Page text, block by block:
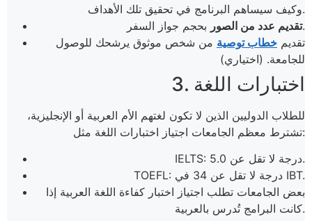
وكيف سيساهم البرنامج في تحقيق تلك الأهداف.
تقديم عدد من الصوربحجم جواز السفر.
تقديم خطاب توصية من شخص موثوق يرشحك للوصول
للجامعة. (اختياري)
3. اختبارات اللغة
للطلاب الدوليين الذين لا تكون لغتهم الأم العربية أو الإنجليزية،
تشترط معظم الجامعات اجتياز اختبارات اللغة مثل:
IELTS: درجة لا تقل عن 5.0.
TOEFL: درجة لا تقل عن 34 في IBT.
بعض الجامعات تطلب اجتياز اختبار كفاءة اللغة العربية إذا
كانت البرامج تُدرس بالعربية​.